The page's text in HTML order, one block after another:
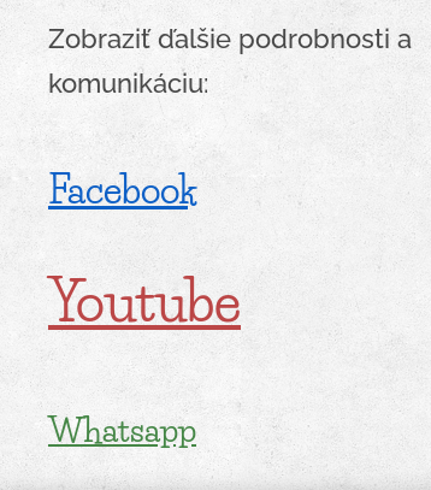
Zobraziť ďalšie podrobnosti a
komunikáciu:
Facebook
Youtube
Whatsapp